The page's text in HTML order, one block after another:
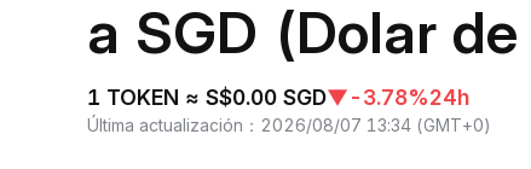
a SGD (Dolar
1 TOKEN ≈ S$0.00 SGD▼-3.78%24h
Última actualización ： 2026/08/07 13:34 (GMT+0)